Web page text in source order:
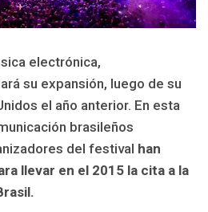
electrónica,
su expansión, luego de su
el año anterior. En esta
brasileños
del festival han
llevar en el 2015 la cita a la